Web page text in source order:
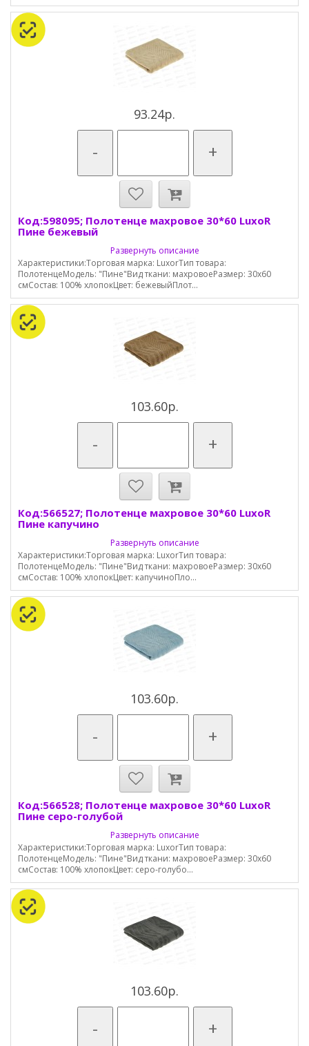
93.24р.
- +
Код:598095; Полотенце махровое 30*60 LuxoR
Пине бежевый
Развернуть описание
Характеристики:Торговая марка: LuxorТип товара:
ПолотенцеМодель: "Пине"Вид ткани: махровоеРазмер: 30х60
смСостав: 100% хлопокЦвет: бежевыйПлот...
103.60р.
- +
Код:566527; Полотенце махровое 30*60 LuxoR
Пине капучино
Развернуть описание
Характеристики:Торговая марка: LuxorТип товара:
ПолотенцеМодель: "Пине"Вид ткани: махровоеРазмер: 30х60
смСостав: 100% хлопокЦвет: капучиноПло...
103.60р.
- +
Код:566528; Полотенце махровое 30*60 LuxoR
Пине серо-голубой
Развернуть описание
Характеристики:Торговая марка: LuxorТип товара:
ПолотенцеМодель: "Пине"Вид ткани: махровоеРазмер: 30х60
смСостав: 100% хлопокЦвет: серо-голубо...
103.60р.
- +